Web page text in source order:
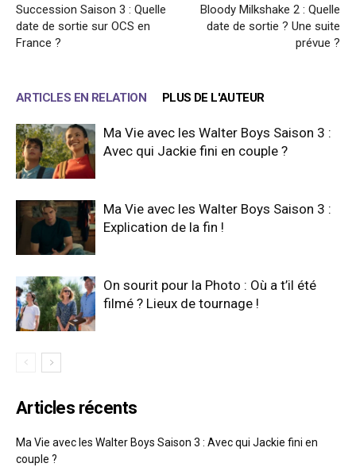
Succession Saison 3 : Quelle
date de sortie sur OCS en
France ?
Bloody Milkshake 2 : Quelle
date de sortie ? Une suite
prévue ?
ARTICLES EN RELATION PLUS DE L'AUTEUR
Ma Vie avec les Walter Boys Saison 3 :
Avec qui Jackie fini en couple ?
Ma Vie avec les Walter Boys Saison 3 :
Explication de la fin !
On sourit pour la Photo : Où a t’il été
filmé ? Lieux de tournage !
Articles récents
Ma Vie avec les Walter Boys Saison 3 : Avec qui Jackie fini en
couple ?